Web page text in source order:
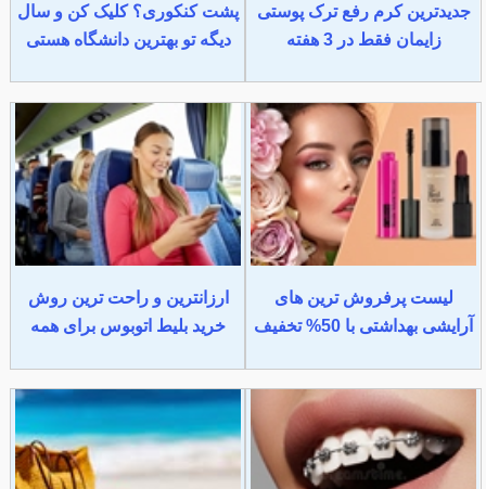
جدیدترین کرم رفع ترک پوستی
زایمان فقط در 3 هفته
پشت کنکوری؟ کلیک کن و سال
دیگه تو بهترین دانشگاه هستی
لیست پرفروش ترین های
آرایشی بهداشتی با 50% تخفیف
ارزانترین و راحت ترین روش
خرید بلیط اتوبوس برای همه